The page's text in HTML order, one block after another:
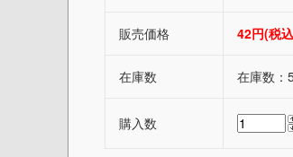
販売価格 42円(税
在庫数 在庫数：
購入数